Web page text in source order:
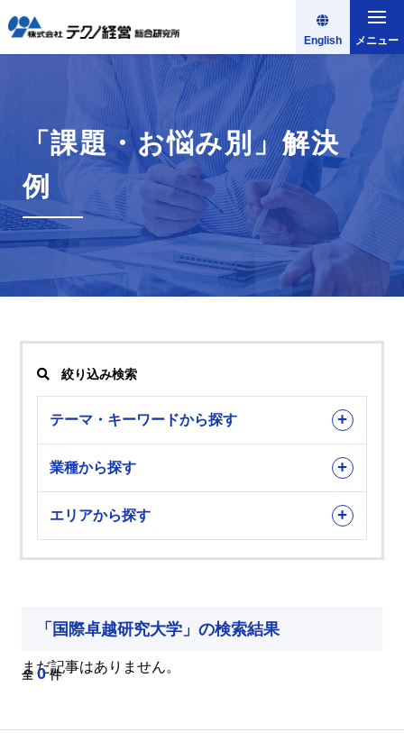
English メニュー
「課題・お悩み別」解決
例
絞り込み検索
テーマ・キーワードから探す
業種から探す
エリアから探す
「国際卓越研究大学」の検索結果
全 0 件
まだ記事はありません。